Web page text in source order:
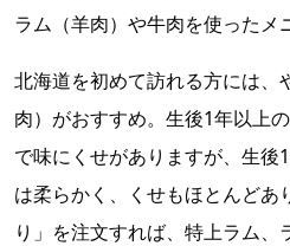
ラム（羊肉）や牛肉を使ったメ
北海道を初めて訪れる方には、
肉）がおすすめ。生後1年以上
で味にくせがありますが、生後
は柔らかく、くせもほとんどあ
り」を注文すれば、特上ラム